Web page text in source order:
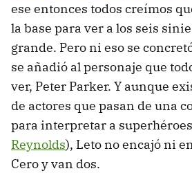
ese entonces todos creímos
la base para ver a los seis
grande. Pero ni eso se
se añadió al personaje que
ver, Peter Parker. Y aunque
de actores que pasan de una
para interpretar a
Reynolds), Leto no encajó ni
Cero y van dos.